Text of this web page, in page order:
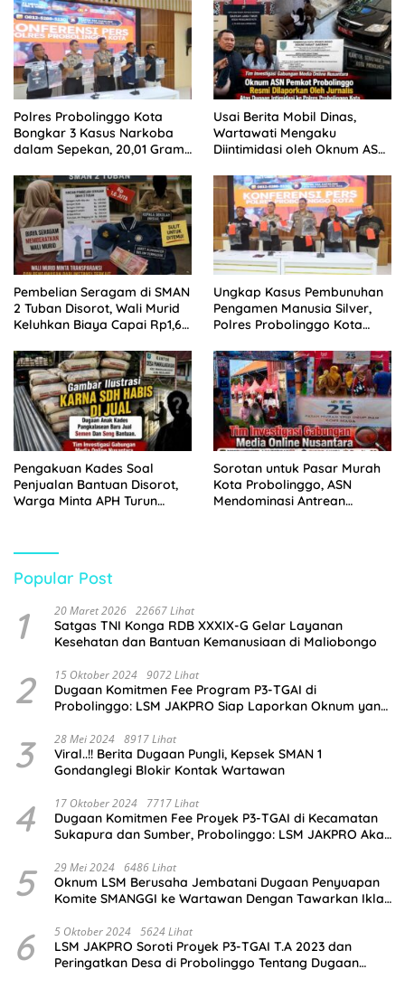
Polres Probolinggo Kota
Bongkar 3 Kasus Narkoba
dalam Sepekan, 20,01 Gram
Usai Berita Mobil Dinas,
Wartawati Mengaku
Diintimidasi oleh Oknum ASN
Tempuh Jalur Hukum
Pembelian Seragam di SMAN
2 Tuban Disorot, Wali Murid
Keluhkan Biaya Capai Rp1,6
Ungkap Kasus Pembunuhan
Pengamen Manusia Silver,
Polres Probolinggo Kota
Pengakuan Kades Soal
Penjualan Bantuan Disorot,
Warga Minta APH Turun
Sorotan untuk Pasar Murah
Kota Probolinggo, ASN
Mendominasi Antrean
Popular Post
1 20 Maret 2026 22667 Lihat
Satgas TNI Konga RDB XXXIX-G Gelar Layanan
Kesehatan dan Bantuan Kemanusiaan di Maliobongo
2 15 Oktober 2024 9072 Lihat
Dugaan Komitmen Fee Program P3-TGAI di
Probolinggo: LSM JAKPRO Siap Laporkan Oknum yang
3 28 Mei 2024 8917 Lihat
Viral..!! Berita Dugaan Pungli, Kepsek SMAN 1
Gondanglegi Blokir Kontak Wartawan
4 17 Oktober 2024 7717 Lihat
Dugaan Komitmen Fee Proyek P3-TGAI di Kecamatan
Sukapura dan Sumber, Probolinggo: LSM JAKPRO Akan
5 29 Mei 2024 6486 Lihat
Oknum LSM Berusaha Jembatani Dugaan Penyuapan
Komite SMANGGI ke Wartawan Dengan Tawarkan Iklan
6 5 Oktober 2024 5624 Lihat
LSM JAKPRO Soroti Proyek P3-TGAI T.A 2023 dan
Peringatkan Desa di Probolinggo Tentang Dugaan